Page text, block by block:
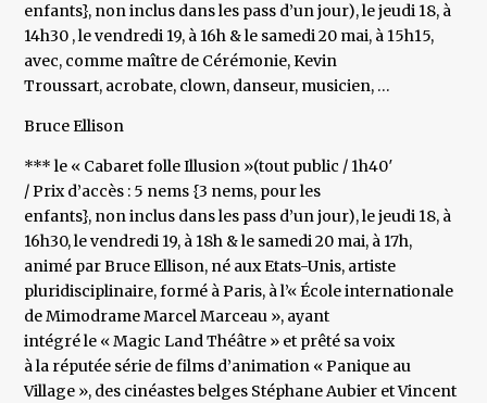
enfants}, non inclus dans les pass d’un jour), le jeudi 18, à
14h30 , le vendredi 19, à 16h & le samedi 20 mai, à 15h15,
avec, comme maître de Cérémonie, Kevin
Troussart, acrobate, clown, danseur, musicien, …
Bruce Ellison
*** le « Cabaret folle Illusion »(tout public / 1h40′
/ Prix d’accès : 5 nems {3 nems, pour les
enfants}, non inclus dans les pass d’un jour), le jeudi 18, à
16h30, le vendredi 19, à 18h & le samedi 20 mai, à 17h,
animé par Bruce Ellison, né aux Etats-Unis, artiste
pluridisciplinaire, formé à Paris, à l’« École internationale
de Mimodrame Marcel Marceau », ayant
intégré le « Magic Land Théâtre » et prêté sa voix
à la réputée série de films d’animation « Panique au
Village », des cinéastes belges Stéphane Aubier et Vincent